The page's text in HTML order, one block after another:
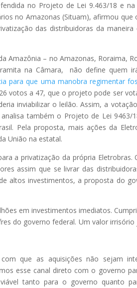
no Projeto de Lei 9.463/18 e
no Amazonas (Situam), afirmou que
das distribuidoras da maneira
Amazônia – no Amazonas, Roraima,
na Câmara, não define quem
para que uma manobra regimentar
votos a 47, que o projeto pode ser
inviabilizar o leilão. Assim, a
também o Projeto de Lei 9463/
Pela proposta, mais ações da
União na estatal.
a privatização da própria Eletrobras.
assim que se livrar das
altos investimentos, a proposta do
em investimentos imediatos.
do governo federal. Um valor
que as aquisições não sejam
esse canal direto com o governo
tanto para o governo quanto